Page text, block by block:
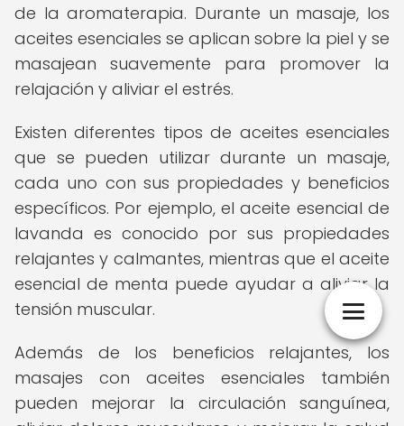
de la aromaterapia. Durante un masaje, los
aceites esenciales se aplican sobre la piel y se
masajean suavemente para promover la
relajación y aliviar el estrés.
Existen diferentes tipos de aceites esenciales
que se pueden utilizar durante un masaje,
cada uno con sus propiedades y beneficios
específicos. Por ejemplo, el aceite esencial de
lavanda es conocido por sus propiedades
relajantes y calmantes, mientras que el aceite
esencial de menta puede ayudar a aliviar la
tensión muscular.
Además de los beneficios relajantes, los
masajes con aceites esenciales también
pueden mejorar la circulación sanguínea,